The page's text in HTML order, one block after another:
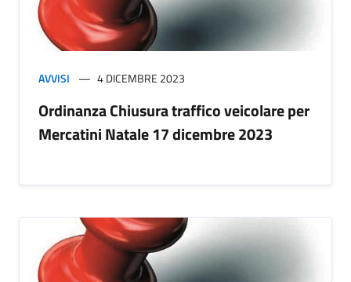
AVVISI 4 DICEMBRE 2023
Ordinanza Chiusura traffico veicolare per
Mercatini Natale 17 dicembre 2023